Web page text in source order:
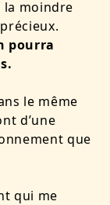
la moindre
pourra
le même
d’une
que
qui me